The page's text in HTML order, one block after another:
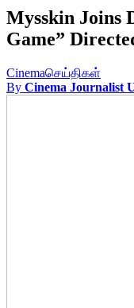
Mysskin Joins
Game”
Cinemaசெய்திகள்
By Cinema Journalist